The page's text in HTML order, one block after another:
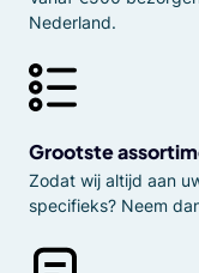
Nederland.
Grootste
Zodat wij altijd aan
specifieks? Neem